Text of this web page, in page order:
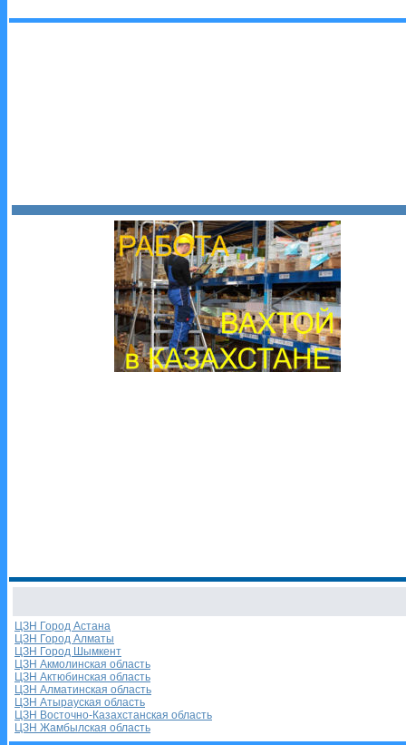
ЦЗН Город Астана
ЦЗН Город Алматы
ЦЗН Город Шымкент
ЦЗН Акмолинская область
ЦЗН Актюбинская область
ЦЗН Алматинская область
ЦЗН Атырауская область
ЦЗН Восточно-Казахстанская область
ЦЗН Жамбылская область